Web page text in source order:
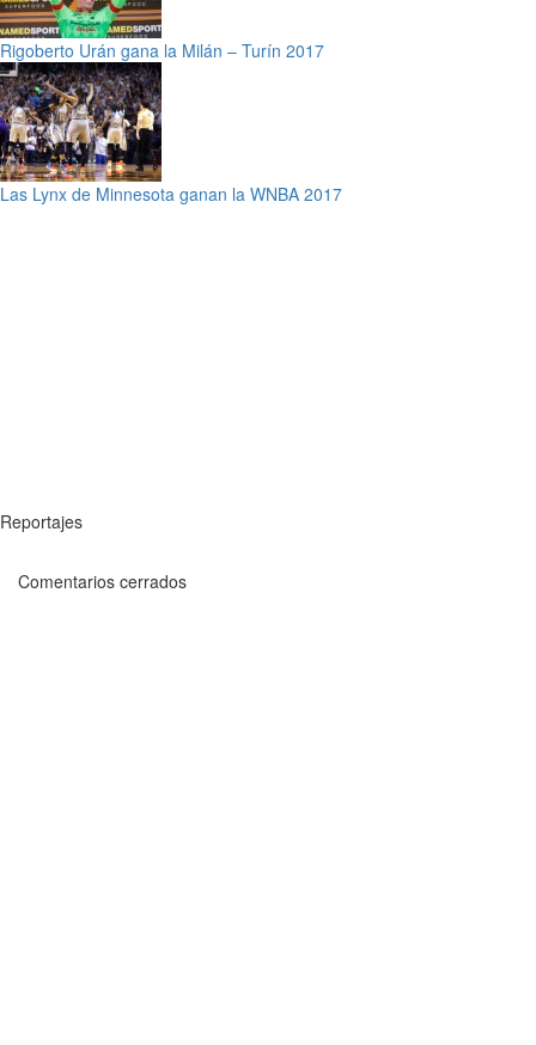
Rigoberto Urán gana la Milán – Turín 2017
Las Lynx de Minnesota ganan la WNBA 2017
Reportajes
Comentarios cerrados